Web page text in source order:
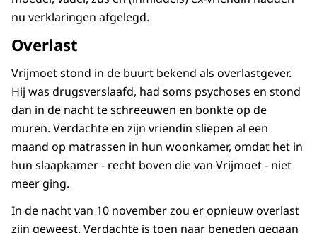
nu verklaringen afgelegd.
Overlast
Vrijmoet stond in de buurt bekend als overlastgever.
Hij was drugsverslaafd, had soms psychoses en stond
dan in de nacht te schreeuwen en bonkte op de
muren. Verdachte en zijn vriendin sliepen al een
maand op matrassen in hun woonkamer, omdat het in
hun slaapkamer - recht boven die van Vrijmoet - niet
meer ging.
In de nacht van 10 november zou er opnieuw overlast
zijn geweest. Verdachte is toen naar beneden gegaan